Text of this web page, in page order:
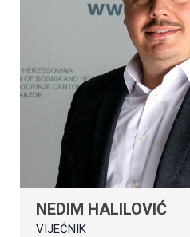
NEDIM HALILOVIĆ
VIJEĆNIK